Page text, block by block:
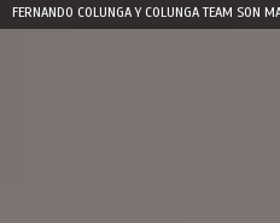
FERNANDO COLUNGA Y COLUNGA TEAM SON